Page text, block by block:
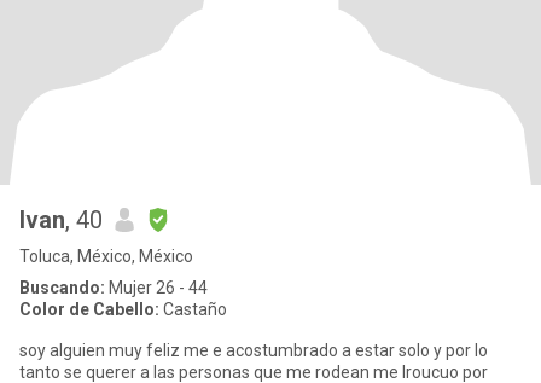
Ivan, 40
Toluca, México, México
Buscando: Mujer 26 - 44
Color de Cabello: Castaño
soy alguien muy feliz me e acostumbrado a estar solo y por lo
tanto se querer a las personas que me rodean me lroucuo por